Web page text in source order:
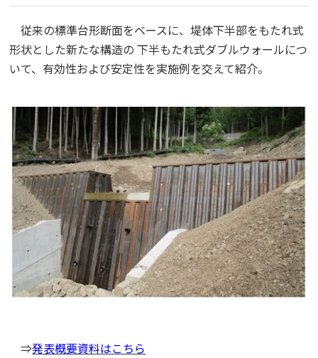
従来の標準台形断面をベースに、堤体下半部をもたれ式
形状とした新たな構造の 下半もたれ式ダブルウォールにつ
いて、有効性および安定性を実施例を交えて紹介。
⇒発表概要資料はこちら